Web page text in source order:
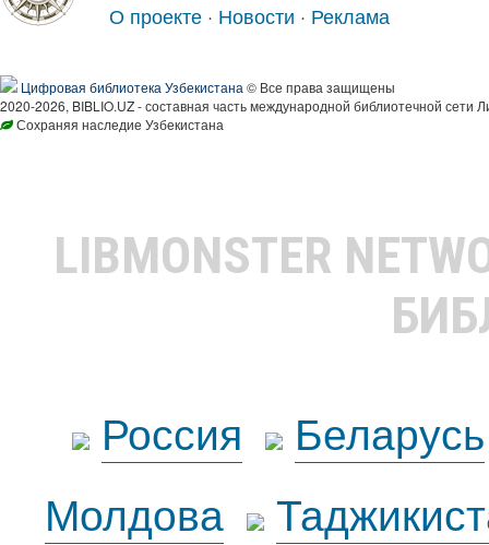
О проекте · Новости · Реклама
Цифровая библиотека Узбекистана © Все права защищены
2020-2026, BIBLIO.UZ - составная часть международной библиотечной сети
Сохраняя наследие Узбекистана
LIBMONSTER
Россия
Беларусь
Молдова